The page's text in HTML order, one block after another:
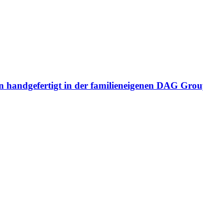
handgefertigt in der familieneigenen DAG